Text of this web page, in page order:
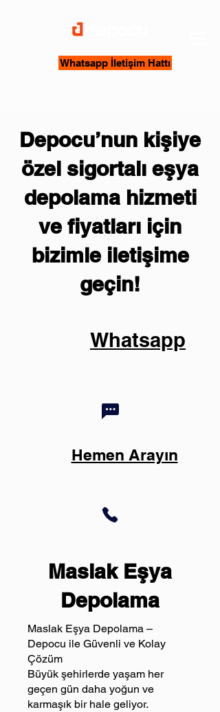
Whatsapp İletişim Hattı
Depocu’nun kişiye
özel sigortalı eşya
depolama hizmeti
ve fiyatları için
bizimle iletişime
geçin!
Whatsapp
Hemen Arayın
Maslak Eşya
Depolama
Maslak Eşya Depolama –
Depocu ile Güvenli ve Kolay
Çözüm
Büyük şehirlerde yaşam her
geçen gün daha yoğun ve
karmaşık bir hale geliyor.